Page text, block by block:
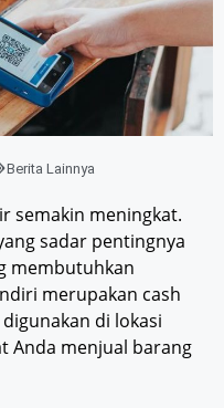
Berita Lainnya
semakin meningkat.
sadar pentingnya
membutuhkan
merupakan cash
di lokasi
Anda menjual barang